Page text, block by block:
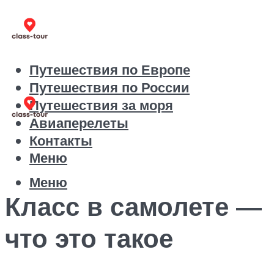
Путешествия по Европе
Путешествия по России
Путешествия за моря
Авиаперелеты
Контакты
Меню
Меню
Класс в самолете —
что это такое